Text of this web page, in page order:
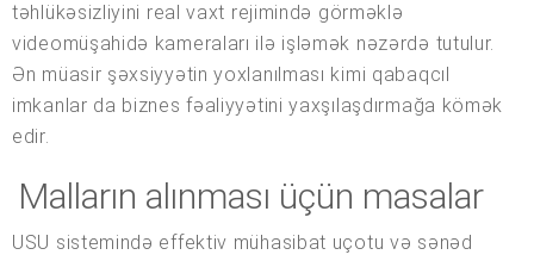
təhlükəsizliyini real vaxt rejimində görməklə
videomüşahidə kameraları ilə işləmək nəzərdə tutulur.
Ən müasir şəxsiyyətin yoxlanılması kimi qabaqcıl
imkanlar da biznes fəaliyyətini yaxşılaşdırmağa kömək
edir.
Malların alınması üçün masalar
USU sistemində effektiv mühasibat uçotu və sənəd